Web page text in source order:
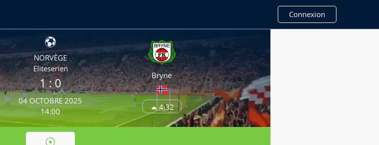
Connexion
NORVÈGE
Eliteserien
1: 0
04 OCTOBRE 2025
14:00
Bryne
4,32